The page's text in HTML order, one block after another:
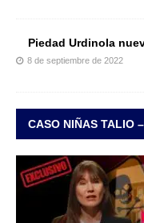
Piedad Urdinola
8 de septiembre de 2022
CASO NIÑAS TALIO